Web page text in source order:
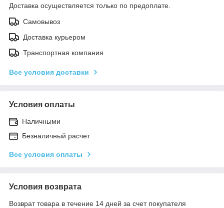
Доставка осуществляется только по предоплате.
Самовывоз
Доставка курьером
Транспортная компания
Все условия доставки
Условия оплаты
Наличными
Безналичный расчет
Все условия оплаты
Условия возврата
Возврат товара в течение 14 дней за счет покупателя